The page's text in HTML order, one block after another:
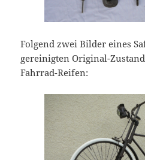
Folgend zwei Bilder eines
gereinigten Original-
Fahrrad-Reifen: